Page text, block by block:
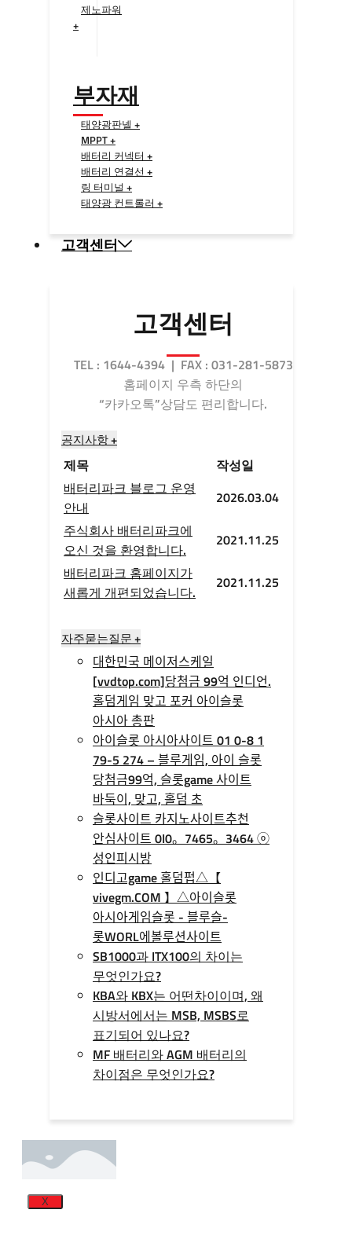
제노파워
+
부자재
태양광판넬 +
MPPT +
배터리 커넥터 +
배터리 연결선 +
링 터미널 +
태양광 컨트롤러 +
고객센터
고객센터
TEL : 1644-4394 | FAX : 031-281-5873
홈페이지 우측 하단의
“카카오톡”상담도 편리합니다.
공지사항 +
제목
작성일
배터리파크 블로그 운영
안내
2026.03.04
주식회사 배터리파크에
오신 것을 환영합니다.
2021.11.25
배터리파크 홈페이지가
새롭게 개편되었습니다.
2021.11.25
자주묻는질문 +
대한민국 메이저스케일
[vvdtop.com]당첨금 99억 인디언.
홀덤게임 맞고 포커 아이슬롯
아시아 총판
아이슬롯 아시아사이트 01 0-8 1
79-5 274 – 블루게임, 아이 슬롯
당첨금99억, 슬롯game 사이트
바둑이, 맞고, 홀덤 초
슬롯사이트 카지노사이트추천
안심사이트 0I0。7465。3464 ⓞ
성인피시방
인디­고game 홀­덤펍△【
vivegm.COM 】△아이슬롯
아시아게임슬­롯 - 블루슬­
롯WORL에볼루션사이트
SB1000과 ITX100의 차이는
무엇인가요?
KBA와 KBX는 어떤차이이며, 왜
시방서에서는 MSB, MSBS로
표기되어 있나요?
MF 배터리와 AGM 배터리의
차이점은 무엇인가요?
X